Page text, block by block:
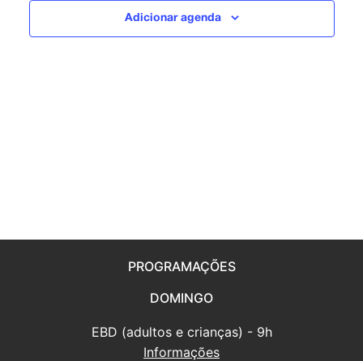
de
Adicionar agenda
PROGRAMAÇÕES
DOMINGO
EBD (adultos e crianças) - 9h
Informações